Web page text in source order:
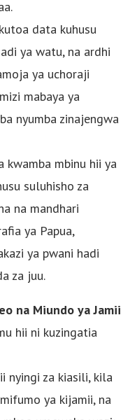
data kuhusu
ya watu, na ardhi
ya uchoraji
mabaya ya
nyumba zinajengwa
kwamba mbinu hii ya
suluhisho za
na mandhari
ya Papua,
ya pwani hadi
za juu.
na Miundo ya Jamii
hii ni kuzingatia
nyingi za kiasili, kila
ya kijamii, na